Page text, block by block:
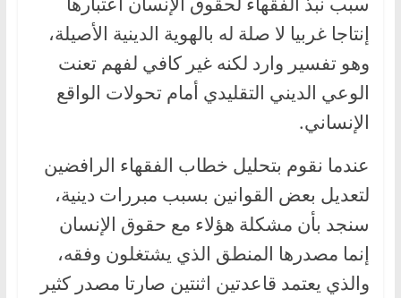
إنتاجا غربيا لا صلة له بالهوية الدينية الأصيلة،
وهو تفسير وارد لكنه غير كافي لفهم تعنت
الوعي الديني التقليدي أمام تحولات الواقع
الإنساني.
عندما نقوم بتحليل خطاب الفقهاء الرافضين
لتعديل بعض القوانين بسبب مبررات دينية،
سنجد بأن مشكلة هؤلاء مع حقوق الإنسان
إنما مصدرها المنطق الذي يشتغلون وفقه،
والذي يعتمد قاعدتين اثنتين صارتا مصدر كثير